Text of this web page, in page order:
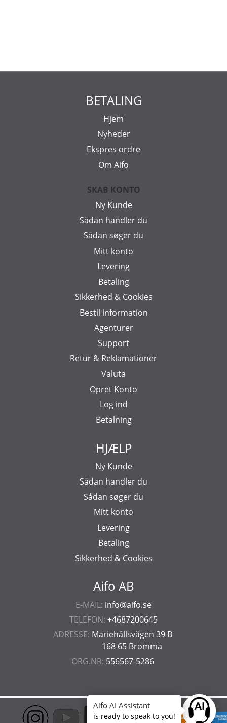
Aifo AB
E-MAIL: info@aifo.se
TELEFON: +4687200645
ADRESSE: Mariehällsvägen 39 B
168 65 Bromma
ORG.NR: 556567-5286
BETALING
Hjem
Nyheder
Ekspres ordre
Om Aifo
SKAB KONTO
Ny Kunde
Sådan handler du
Sådan søger du
Mitt konto
Levering
Betaling
Sikkerhed & Cookies
Bestil information
Agenturer
Support
Retur & Reklamationer
Valuta
Opret Konto
Log ind
Betalning
HJÆLP
Ny Kunde
Sådan handler du
Sådan søger du
Mitt konto
Levering
Betaling
Sikkerhed & Cookies
Ask
Aifo AI Assistant
is ready to speak to you!